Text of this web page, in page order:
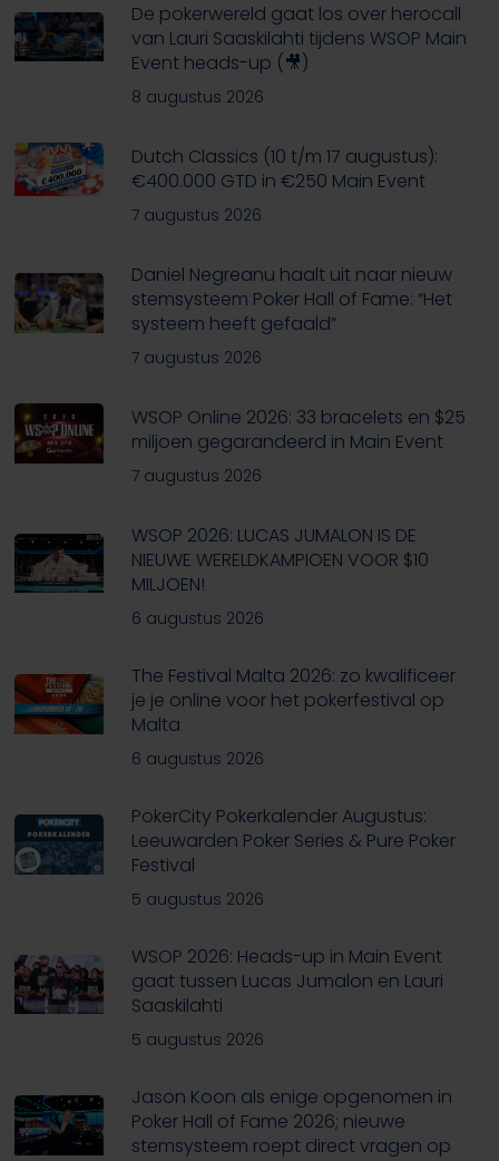
De pokerwereld gaat los over herocall
van Lauri Saaskilahti tijdens WSOP Main
Event heads-up (🎥)
8 augustus 2026
Dutch Classics (10 t/m 17 augustus):
€400.000 GTD in €250 Main Event
7 augustus 2026
Daniel Negreanu haalt uit naar nieuw
stemsysteem Poker Hall of Fame: “Het
systeem heeft gefaald”
7 augustus 2026
WSOP Online 2026: 33 bracelets en $25
miljoen gegarandeerd in Main Event
7 augustus 2026
WSOP 2026: LUCAS JUMALON IS DE
NIEUWE WERELDKAMPIOEN VOOR $10
MILJOEN!
6 augustus 2026
The Festival Malta 2026: zo kwalificeer
je je online voor het pokerfestival op
Malta
6 augustus 2026
PokerCity Pokerkalender Augustus:
Leeuwarden Poker Series & Pure Poker
Festival
5 augustus 2026
WSOP 2026: Heads-up in Main Event
gaat tussen Lucas Jumalon en Lauri
Saaskilahti
5 augustus 2026
Jason Koon als enige opgenomen in
Poker Hall of Fame 2026; nieuwe
stemsysteem roept direct vragen op